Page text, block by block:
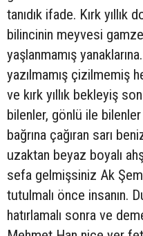
tanıdık ifade. Kırk yıllık
bilincinin meyvesi gamze
yaşlanmamış
yazılmamış çizilmemiş
ve kırk yıllık bekleyiş
bilenler, gönlü ile
bağrına çağıran sarı
uzaktan beyaz boyalı
sefa gelmişsiniz Ak
tutulmalı önce insanın.
hatırlamalı sonra ve